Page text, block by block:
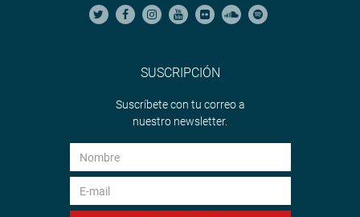
SUSCRIPCIÓN
Suscríbete con tu correo a
nuestro newsletter.